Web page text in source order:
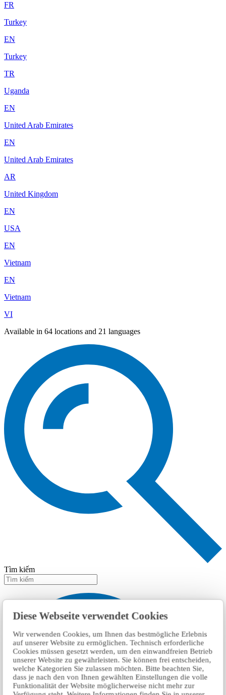
Diese Webseite verwendet Cookies
Wir verwenden Cookies, um Ihnen das bestmögliche Erlebnis
auf unserer Website zu ermöglichen. Technisch erforderliche
Cookies müssen gesetzt werden, um den einwandfreien Betrieb
unserer Website zu gewährleisten. Sie können frei entscheiden,
welche Kategorien Sie zulassen möchten. Bitte beachten Sie,
dass je nach den von Ihnen gewählten Einstellungen die volle
Funktionalität der Website möglicherweise nicht mehr zur
FR
Turkey
EN
Turkey
TR
Uganda
EN
United Arab Emirates
EN
United Arab Emirates
AR
United Kingdom
EN
USA
EN
Vietnam
EN
Vietnam
VI
Available in 64 locations and 21 languages
Tìm kiếm